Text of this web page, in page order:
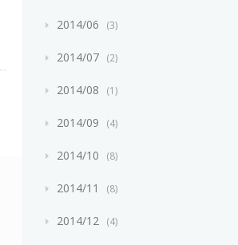
2014/06 3
2014/07 2
2014/08 1
2014/09 4
2014/10 8
2014/11 8
2014/12 4